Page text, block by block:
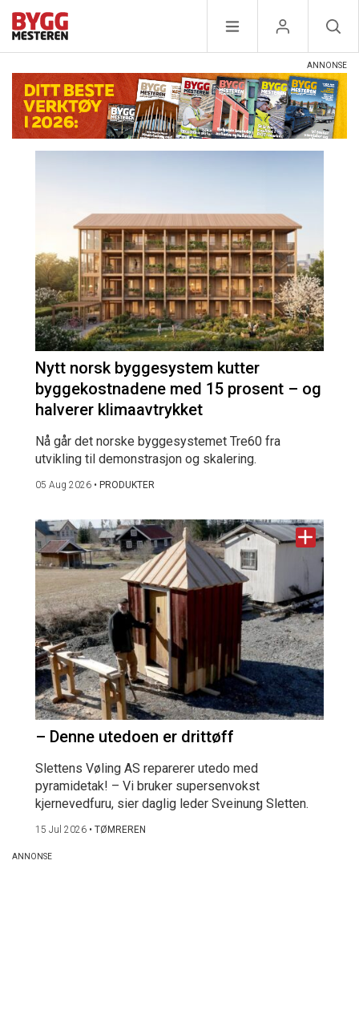
Nytt norsk byggesystem kutter
byggekostnadene med 15 prosent – og
halverer klimaavtrykket
Nå går det norske byggesystemet Tre60 fra
utvikling til demonstrasjon og skalering.
05 Aug 2026 • PRODUKTER
– Denne utedoen er drittøff
Slettens Vøling AS reparerer utedo med
pyramidetak! – Vi bruker supersenvokst
kjernevedfuru, sier daglig leder Sveinung Sletten.
15 Jul 2026 • TØMREREN